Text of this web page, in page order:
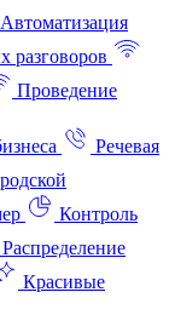
Автоматизация
разговоров
Проведение
Речевая
Контроль
Распределение
Красивые